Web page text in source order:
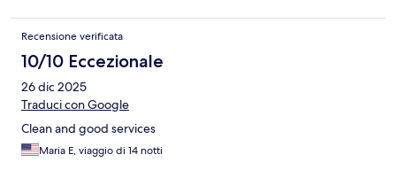
Recensione verificata
10/10 Eccezionale
26 dic 2025
Traduci con Google
Clean and good services
Maria E, viaggio di 14 notti